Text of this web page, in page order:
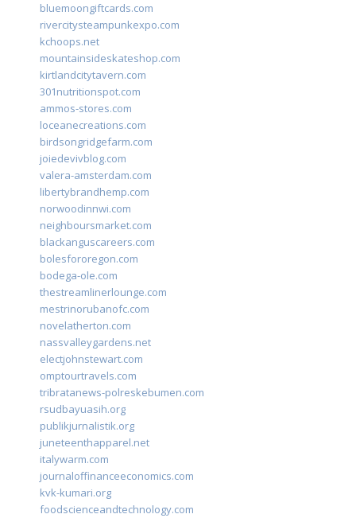
bluemoongiftcards.com
rivercitysteampunkexpo.com
kchoops.net
mountainsideskateshop.com
kirtlandcitytavern.com
301nutritionspot.com
ammos-stores.com
loceanecreations.com
birdsongridgefarm.com
joiedevivblog.com
valera-amsterdam.com
libertybrandhemp.com
norwoodinnwi.com
neighboursmarket.com
blackanguscareers.com
bolesfororegon.com
bodega-ole.com
thestreamlinerlounge.com
mestrinorubanofc.com
novelatherton.com
nassvalleygardens.net
electjohnstewart.com
omptourtravels.com
tribratanews-polreskebumen.com
rsudbayuasih.org
publikjurnalistik.org
juneteenthapparel.net
italywarm.com
journaloffinanceeconomics.com
kvk-kumari.org
foodscienceandtechnology.com